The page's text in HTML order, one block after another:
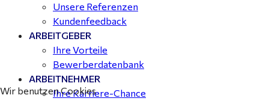
Unsere Referenzen
Kundenfeedback
ARBEITGEBER
Ihre Vorteile
Bewerberdatenbank
ARBEITNEHMER
Ihre Karriere-Chance
Wir benutzen Cookies